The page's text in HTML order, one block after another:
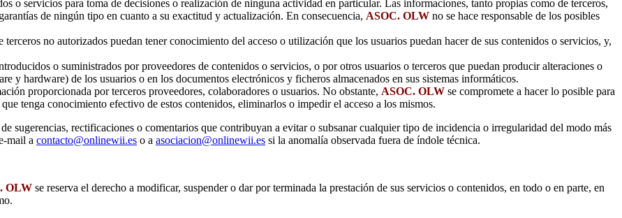
o servicios para toma de decisiones o realización de ninguna actividad en particular. Las informaciones, tanto propias como de terceros,
de ningún tipo en cuanto a su exactitud y actualización. En consecuencia, ASOC. OLW no se hace responsable de los posibles
no autorizados puedan tener conocimiento del acceso o utilización que los usuarios puedan hacer de sus contenidos o servicios, y,
o suministrados por proveedores de contenidos o servicios, o por otros usuarios o terceros que puedan producir alteraciones o
y hardware) de los usuarios o en los documentos electrónicos y ficheros almacenados en sus sistemas informáticos.
proporcionada por terceros proveedores, colaboradores o usuarios. No obstante, ASOC. OLW se compromete a hacer lo posible para
tenga conocimiento efectivo de estos contenidos, eliminarlos o impedir el acceso a los mismos.
sugerencias, rectificaciones o comentarios que contribuyan a evitar o subsanar cualquier tipo de incidencia o irregularidad del modo más
mail a contacto@onlinewii.es o a asociacion@onlinewii.es si la anomalía observada fuera de índole técnica.
OLW se reserva el derecho a modificar, suspender o dar por terminada la prestación de sus servicios o contenidos, en todo o en parte, en